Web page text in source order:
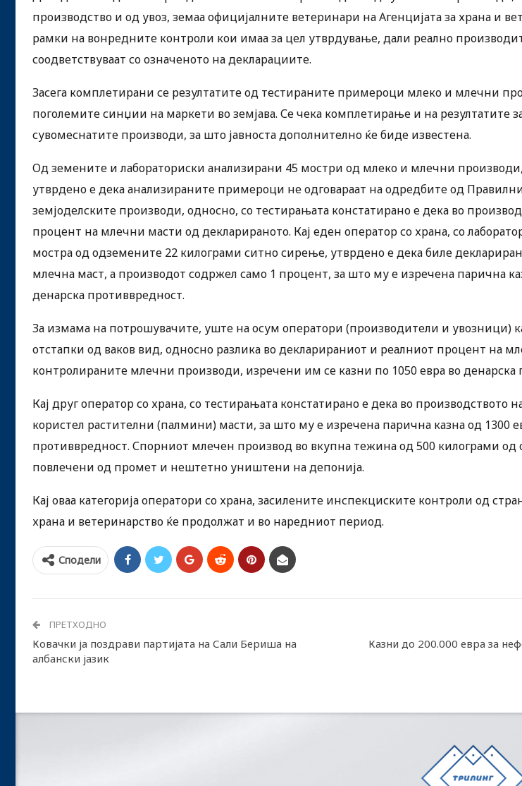
производство и од увоз, земаа официјалните ветеринари на Агенцијата за храна и
рамки на вонредните контроли кои имаа за цел утврдување, дали реално
соодветствуваат со означеното на декларациите.
Засега комплетирани се резултатите од тестираните примероци млеко и млечни
поголемите синџии на маркети во земјава. Се чека комплетирање и на резултатите
сувомеснатите производи, за што јавноста дополнително ќе биде известена.
Од земените и лабораториски анализирани 45 мостри од млеко и млечни производи,
утврдено е дека анализираните примероци не одговараат на одредбите од
земјоделските производи, односно, со тестирањата констатирано е дека во
процент на млечни масти од декларираното. Кај еден оператор со храна, со
мостра од одземените 22 килограми ситно сирење, утврдено е дека биле
млечна маст, а производот содржел само 1 процент, за што му е изречена парична
денарска противвредност.
За измама на потрошувачите, уште на осум оператори (производители и увозници)
отстапки од ваков вид, односно разлика во декларираниот и реалниот процент на
контролираните млечни производи, изречени им се казни по 1050 евра во денарска
Кај друг оператор со храна, со тестирањата констатирано е дека во производството
користел растителни (палмини) масти, за што му е изречена парична казна од 1300
противвредност. Спорниот млечен производ во вкупна тежина од 500 килограми од
повлечени од промет и нештетно уништени на депонија.
Кај оваа категорија оператори со храна, засилените инспекциските контроли од
храна и ветеринарство ќе продолжат и во наредниот период.
Сподели
ПРЕТХОДНО
Ковачки ја поздрави партијата на Сали Бериша на
албански јазик
Казни до 200.000 евра за